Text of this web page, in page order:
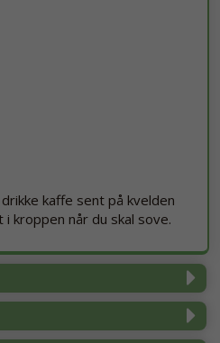
kaffe sent på kvelden
i kroppen når du skal sove.